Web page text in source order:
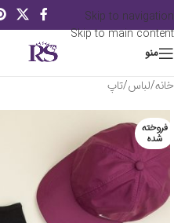
Skip to navigation
Skip to main content
منو
خانه/لباس/تاپ
فروخته
شده